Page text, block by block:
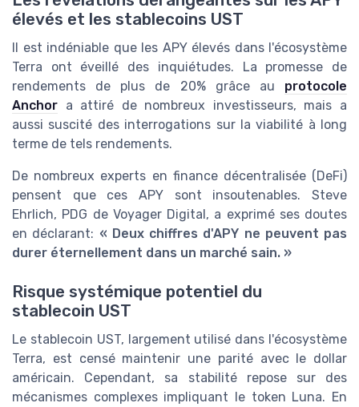
élevés et les stablecoins UST
Il est indéniable que les APY élevés dans l'écosystème
Terra ont éveillé des inquiétudes. La promesse de
rendements de plus de 20% grâce au protocole
Anchor a attiré de nombreux investisseurs, mais a
aussi suscité des interrogations sur la viabilité à long
terme de tels rendements.
De nombreux experts en finance décentralisée (DeFi)
pensent que ces APY sont insoutenables. Steve
Ehrlich, PDG de Voyager Digital, a exprimé ses doutes
en déclarant: « Deux chiffres d'APY ne peuvent pas
durer éternellement dans un marché sain. »
Risque systémique potentiel du
stablecoin UST
Le stablecoin UST, largement utilisé dans l'écosystème
Terra, est censé maintenir une parité avec le dollar
américain. Cependant, sa stabilité repose sur des
mécanismes complexes impliquant le token Luna. En